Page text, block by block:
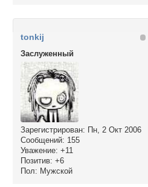
tonkij
Заслуженный
Зарегистрирован: Пн, 2 Окт 2006
Сообщений: 155
Уважение: +11
Позитив: +6
Пол: Мужской